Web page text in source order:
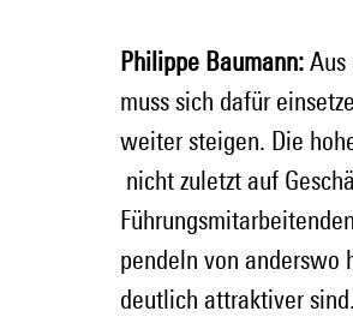
Philippe Baumann:
muss sich dafür
weiter steigen. Die
nicht zuletzt auf
pendeln von anderswo
deutlich attraktiver